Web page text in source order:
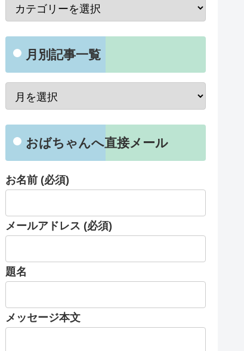
月別記事一覧
おばちゃんへ直接メール
お名前 (必須)
メールアドレス (必須)
題名
メッセージ本文